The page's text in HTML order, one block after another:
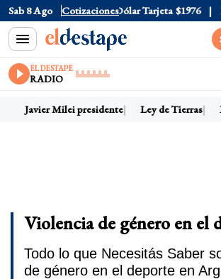
Sab 8 Ago Cotizaciones
Oficial $1520 Dólar Tarjeta $1976
EL DESTAPE
RADIO
Javier Milei presidente Ley de Tierras
Violencia de género en el
Todo lo que Necesitás Saber
de género en el deporte en